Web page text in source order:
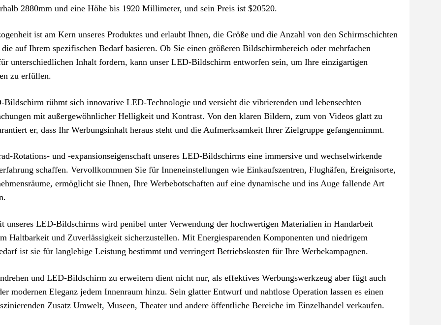
2880mm und eine Höhe bis 1920 Millimeter, und sein Preis ist $20520.
ist am Kern unseres Produktes und erlaubt Ihnen, die Größe und die Anzahl von den Schirmschichten
auf Ihrem spezifischen Bedarf basieren. Ob Sie einen größeren Bildschirmbereich oder mehrfachen
unterschiedlichen Inhalt fordern, kann unser LED-Bildschirm entworfen sein, um Ihre einzigartigen
zu erfüllen.
Bildschirm rühmt sich innovative LED-Technologie und versieht die vibrierenden und lebensechten
mit außergewöhnlicher Helligkeit und Kontrast. Von den klaren Bildern, zum von Videos glatt zu
er, dass Ihr Werbungsinhalt heraus steht und die Aufmerksamkeit Ihrer Zielgruppe gefangennimmt.
Rotations- und -expansionseigenschaft unseres LED-Bildschirms eine immersive und wechselwirkende
schaffen. Vervollkommnen Sie für Inneneinstellungen wie Einkaufszentren, Flughäfen, Ereignisorte,
ermöglicht sie Ihnen, Ihre Werbebotschaften auf eine dynamische und ins Auge fallende Art
unseres LED-Bildschirms wird penibel unter Verwendung der hochwertigen Materialien in Handarbeit
Haltbarkeit und Zuverlässigkeit sicherzustellen. Mit Energiesparenden Komponenten und niedrigem
ist sie für langlebige Leistung bestimmt und verringert Betriebskosten für Ihre Werbekampagnen.
und LED-Bildschirm zu erweitern dient nicht nur, als effektives Werbungswerkzeug aber fügt auch
modernen Eleganz jedem Innenraum hinzu. Sein glatter Entwurf und nahtlose Operation lassen es einen
Zusatz Umwelt, Museen, Theater und andere öffentliche Bereiche im Einzelhandel verkaufen.